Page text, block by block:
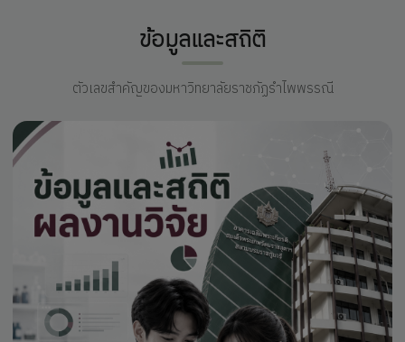
ข้อมูลและสถิติ
ตัวเลขสำคัญของมหาวิทยาลัยราชภัฏรำไพพรรณี